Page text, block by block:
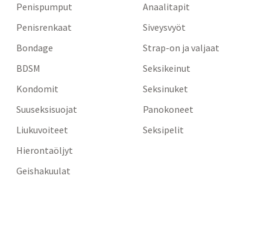
Penispumput
Penisrenkaat
Bondage
BDSM
Kondomit
Suuseksisuojat
Liukuvoiteet
Hierontaöljyt
Geishakuulat
Anaalitapit
Siveysvyöt
Strap-on ja valjaat
Seksikeinut
Seksinuket
Panokoneet
Seksipelit